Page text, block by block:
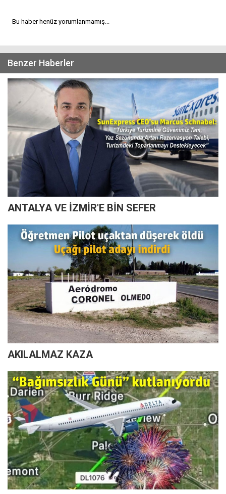
Bu haber henüz yorumlanmamış...
Benzer Haberler
ANTALYA VE İZMİR'E BİN SEFER
AKILALMAZ KAZA